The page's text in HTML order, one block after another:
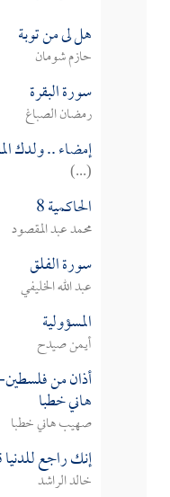
هل لى من توبة
حازم شومان
سورة البقرة
رمضان الصباغ
إمضاء .. ولدك
(...)
الحاكمية 8
محمد عبد المقصود
سورة الفلق
عبد الله الخليفي
المسؤولية
أيمن صيدح
أذان من
هاني خطبا
صهيب هاني خطبا
إنك راجع
خالد الراشد